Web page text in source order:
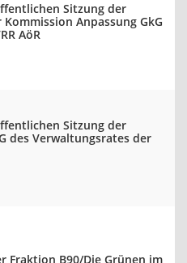
Sitzung der
Anpassung GkG
AöR
Sitzung der
des Verwaltungsrates der
Fraktion B90/Die Grünen im